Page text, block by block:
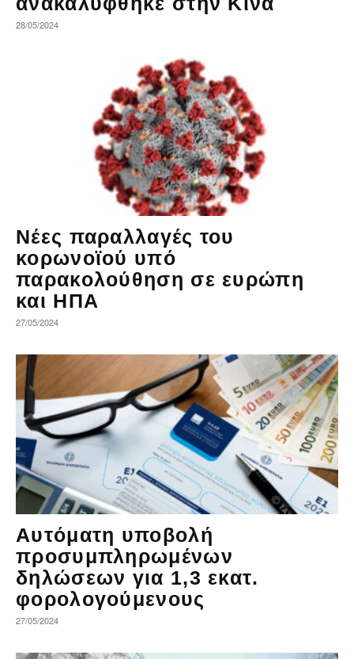
28/05/2024
Νέες παραλλαγές του
κορωνοϊού υπό
παρακολούθηση σε ευρώπη
και ΗΠΑ
27/05/2024
Αυτόματη υποβολή
προσυμπληρωμένων
δηλώσεων για 1,3 εκατ.
φορολογούμενους
27/05/2024